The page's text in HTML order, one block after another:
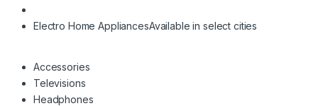
Electro Home AppliancesAvailable in select cities
Accessories
Televisions
Headphones